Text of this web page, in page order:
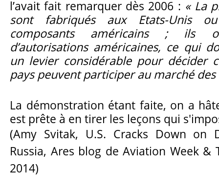
l’avait fait remarquer dès 2006 : « La
sont fabriqués aux Etats-Unis
composants américains ; ils
d’autorisations américaines, ce qui
un levier considérable pour décider
pays peuvent participer au marché des
La démonstration étant faite, on a
est prête à en tirer les leçons qui
(Amy Svitak, U.S. Cracks Down on
Russia, Ares blog de Aviation Week &
2014)